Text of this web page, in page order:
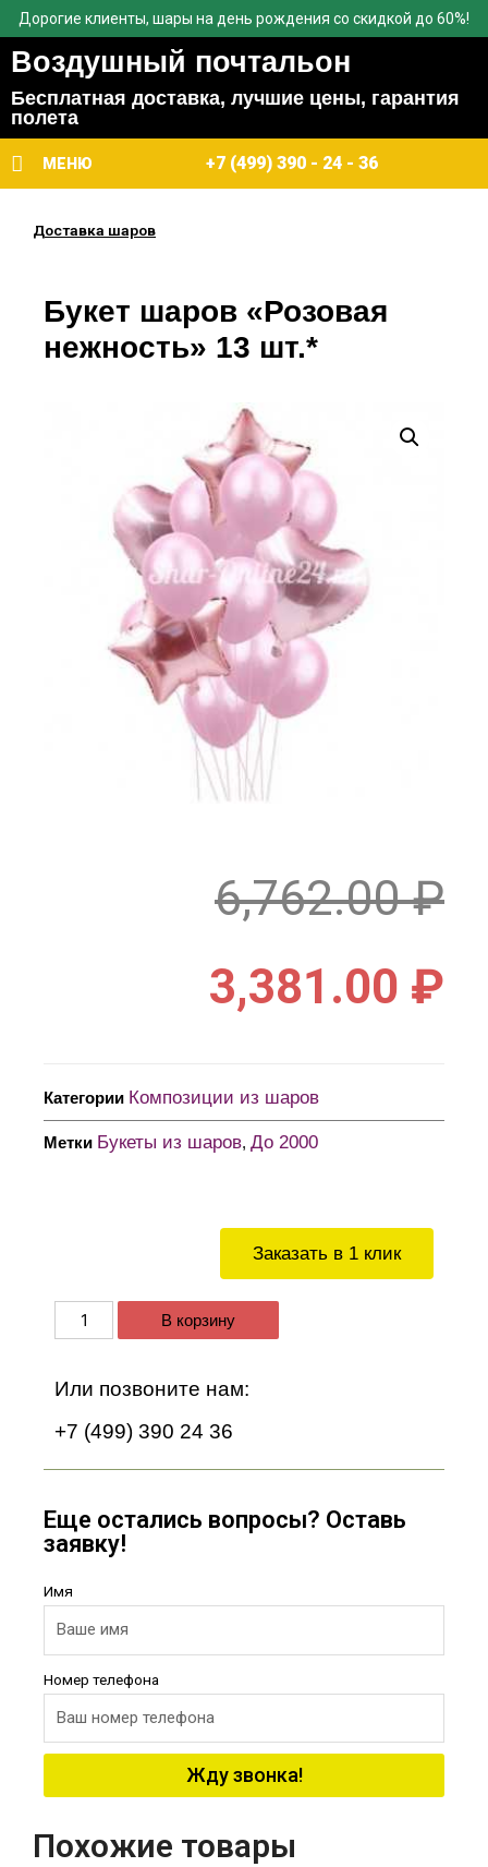
Дорогие клиенты, шары на день рождения со скидкой до 60%!
Воздушный почтальон
Бесплатная доставка, лучшие цены, гарантия
полета
МЕНЮ +7 (499) 390 - 24 - 36
Доставка шаров
Заказать в 1 клик
В корзину
Или позвоните нам:
+7 (499) 390 24 36
Еще остались вопросы? Оставь
заявку!
Имя
Номер телефона
Жду звонка!
Букет шаров «Розовая
нежность» 13 шт.*
6,762.00₽
3,381.00 ₽
Категории Композиции из шаров
Метки Букеты из шаров, До 2000
Похожие товары